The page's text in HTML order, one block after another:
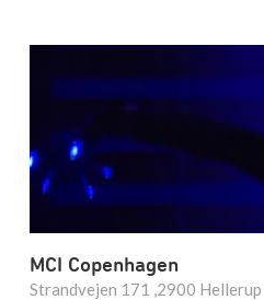
MCI Copenhagen
Strandvejen 171 ,2900 Hellerup